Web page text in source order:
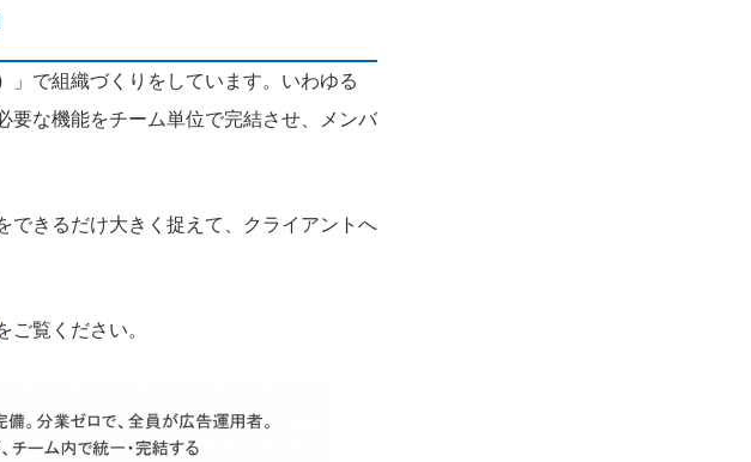
」で組織づくりをしています。いわゆる
要な機能をチーム単位で完結させ、メンバ
できるだけ大きく捉えて、クライアントへ
ご覧ください。